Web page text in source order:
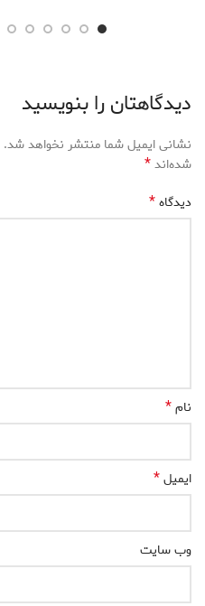
دیدگاهتان را بنویسید
نشانی ایمیل شما منتشر نخواهد شد.
شده‌اند*
دیدگاه*
نام*
ایمیل*
وب‌ سایت